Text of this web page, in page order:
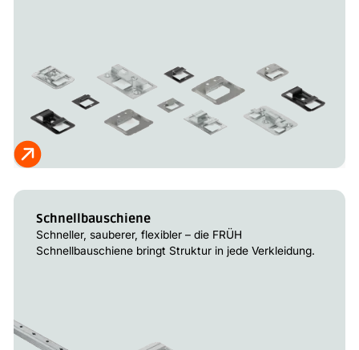
Schnellbauschiene
Schneller, sauberer, flexibler – die FRÜH
Schnellbauschiene bringt Struktur in jede Verkleidung.